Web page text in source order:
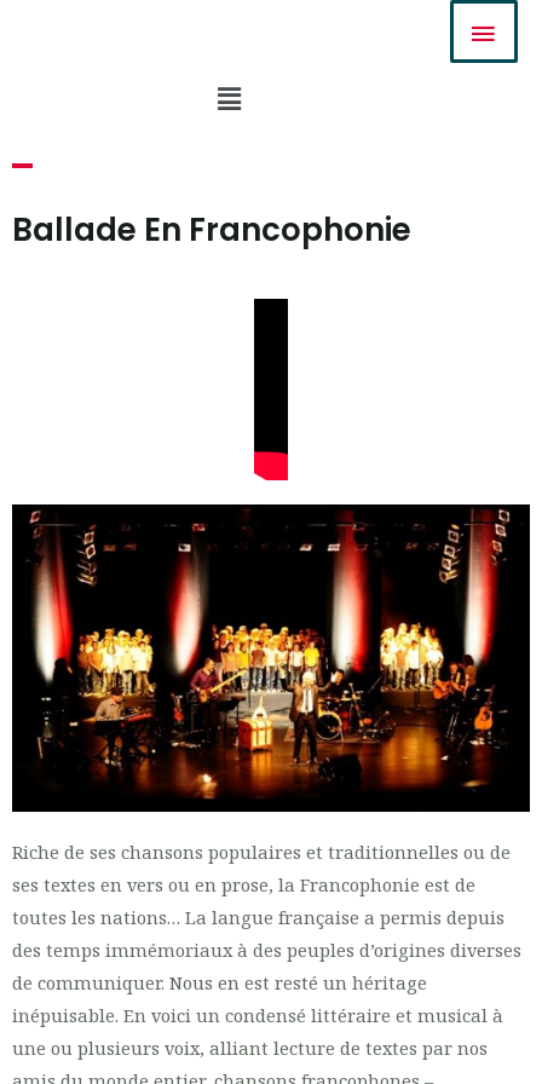
Menu
Ballade En Francophonie​
Riche de ses chansons populaires et traditionnelles ou de
ses textes en vers ou en prose, la Francophonie est de
toutes les nations… La langue française a permis depuis
des temps immémoriaux à des peuples d’origines diverses
de communiquer. Nous en est resté un héritage
inépuisable. En voici un condensé littéraire et musical à
une ou plusieurs voix, alliant lecture de textes par nos